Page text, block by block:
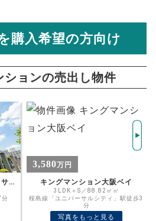
万円
年
万円
ン此花
階
1544万円
査定額や希望売却価
用するのもおすすめ◎
購入希望の方向け
ションの売出し物件
歩3
3,650万円
3LDK／70.38㎡
阪神なんば線「伝法」駅徒歩8分
写真をもっと見る